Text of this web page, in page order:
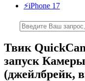
⚡️iPhone 17
Твик
запуск
(джейлбрейк,